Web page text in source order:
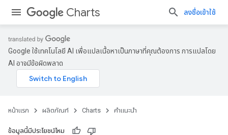
Charts ลงชื่อเข้าใช้
Google ใช้เทคโนโลยี AI เพื่อแปลเนื้อหาเป็นภาษาที่คุณต้องการ การแปลโดย
AI อาจมีข้อผิดพลาด
หน้าแรก ผลิตภัณฑ์ Charts คำแนะนำ
ข้อมูลนี้มีประโยชน์ไหม